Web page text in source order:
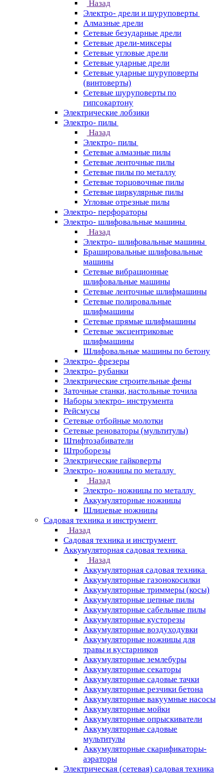
Назад
Электро- дрели и шуруповерты
Алмазные дрели
Сетевые безударные дрели
Сетевые дрели-миксеры
Сетевые угловые дрели
Сетевые ударные дрели
Сетевые ударные шуруповерты
(винтоверты)
Сетевые шуруповерты по
гипсокартону
Электрические лобзики
Электро- пилы
Назад
Электро- пилы
Сетевые алмазные пилы
Сетевые ленточные пилы
Сетевые пилы по металлу
Сетевые торцовочные пилы
Сетевые циркулярные пилы
Угловые отрезные пилы
Электро- перфораторы
Электро- шлифовальные машины
Назад
Электро- шлифовальные машины
Брашировальные шлифовальные
машины
Сетевые вибрационные
шлифовальные машины
Сетевые ленточные шлифмашины
Сетевые полировальные
шлифмашины
Сетевые прямые шлифмашины
Сетевые эксцентриковые
шлифмашины
Шлифовальные машины по бетону
Электро- фрезеры
Электро- рубанки
Электрические строительные фены
Заточные станки, настольные точила
Наборы электро- инструмента
Рейсмусы
Сетевые отбойные молотки
Сетевые реноваторы (мультитулы)
Штифтозабиватели
Штроборезы
Электрические гайковерты
Электро- ножницы по металлу
Назад
Электро- ножницы по металлу
Аккумуляторные ножницы
Шлицевые ножницы
Cадовая техника и инструмент
Назад
Cадовая техника и инструмент
Аккумуляторная садовая техника
Назад
Аккумуляторная садовая техника
Аккумуляторные газонокосилки
Аккумуляторные триммеры (косы)
Аккумуляторные цепные пилы
Аккумуляторные сабельные пилы
Аккумуляторные кусторезы
Аккумуляторные воздуходувки
Аккумуляторные ножницы для
травы и кустарников
Аккумуляторные землебуры
Аккумуляторные секаторы
Аккумуляторные садовые тачки
Аккумуляторные резчики бетона
Аккумуляторные вакуумные насосы
Аккумуляторные мойки
Аккумуляторные опрыскиватели
Аккумуляторные садовые
мультитулы
Аккумуляторные скарификаторы-
аэраторы
Электрическая (сетевая) садовая техника